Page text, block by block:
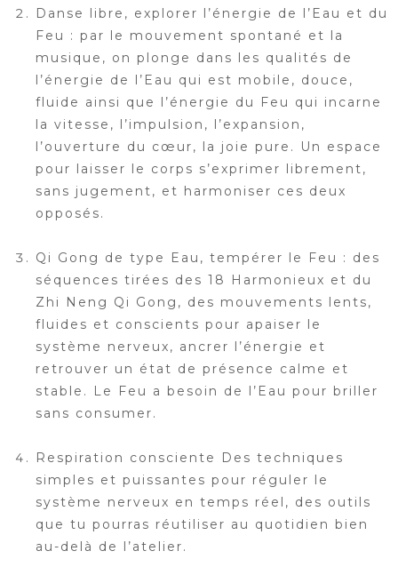
Danse libre, explorer l’énergie de l’Eau et du
Feu : par le mouvement spontané et la
musique, on plonge dans les qualités de
l’énergie de l’Eau qui est mobile, douce,
fluide ainsi que l’énergie du Feu qui incarne
la vitesse, l’impulsion, l’expansion,
l’ouverture du cœur, la joie pure. Un espace
pour laisser le corps s’exprimer librement,
sans jugement, et harmoniser ces deux
opposés.
Qi Gong de type Eau, tempérer le Feu : des
séquences tirées des 18 Harmonieux et du
Zhi Neng Qi Gong, des mouvements lents,
fluides et conscients pour apaiser le
système nerveux, ancrer l’énergie et
retrouver un état de présence calme et
stable. Le Feu a besoin de l’Eau pour briller
sans consumer.
Respiration consciente Des techniques
simples et puissantes pour réguler le
système nerveux en temps réel, des outils
que tu pourras réutiliser au quotidien bien
au-delà de l’atelier.